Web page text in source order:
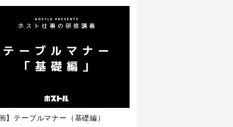
画】テーブルマナー（基礎編）